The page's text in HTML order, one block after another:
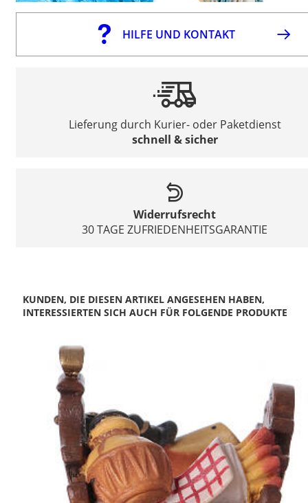
HILFE UND KONTAKT
Lieferung durch Kurier- oder Paketdienst
schnell & sicher
Widerrufsrecht
30 TAGE ZUFRIEDENHEITSGARANTIE
KUNDEN, DIE DIESEN ARTIKEL ANGESEHEN HABEN,
INTERESSIERTEN SICH AUCH FÜR FOLGENDE PRODUKTE